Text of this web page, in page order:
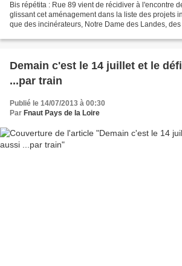
Bis répétita : Rue 89 vient de récidiver à l'encontre
glissant cet aménagement dans la liste des projets
que des incinérateurs, Notre Dame des Landes,
Demain c'est le 14 juillet et le
...par train
Publié le 14/07/2013 à 00:30
Par Fnaut Pays de la Loire